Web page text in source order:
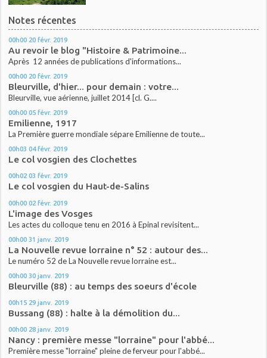
Notes récentes
00h00 20 févr. 2019
Au revoir le blog "Histoire & Patrimoine...
Après 12 années de publications d'informations...
00h00 20 févr. 2019
Bleurville, d'hier... pour demain : votre...
Bleurville, vue aérienne, juillet 2014 [cl. G....
00h00 05 févr. 2019
Emilienne, 1917
La Première guerre mondiale sépare Emilienne de toute...
00h03 04 févr. 2019
Le col vosgien des Clochettes
00h02 03 févr. 2019
Le col vosgien du Haut-de-Salins
00h00 02 févr. 2019
L'image des Vosges
Les actes du colloque tenu en 2016 à Epinal revisitent...
00h00 31 janv. 2019
La Nouvelle revue lorraine n° 52 : autour des...
Le numéro 52 de La Nouvelle revue lorraine est...
00h00 30 janv. 2019
Bleurville (88) : au temps des soeurs d'école
00h15 29 janv. 2019
Bussang (88) : halte à la démolition du...
00h00 28 janv. 2019
Nancy : première messe "lorraine" pour l'abbé...
Première messe "lorraine" pleine de ferveur pour l'abbé...